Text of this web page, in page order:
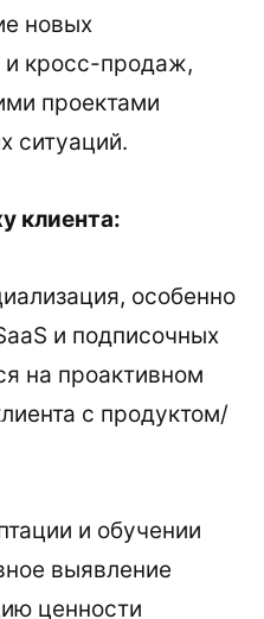
новых
и кросс-продаж,
проектами
ситуаций.
клиента:
особенно
и подписочных
на проактивном
с продуктом/
и обучении
выявление
ценности